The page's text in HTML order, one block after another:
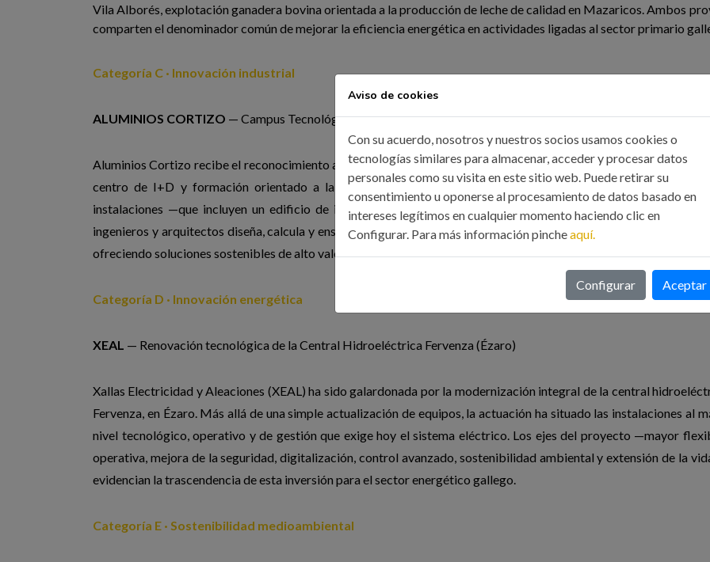
Vila Alborés, explotación ganadera bovina orientada a la producción de leche de calidad en Mazaricos. Ambos
comparten el denominador común de mejorar la eficiencia energética en actividades ligadas al sector primario
Categoría C · Innovación industrial
ALUMINIOS CORTIZO — Campus Tecnológico Aluminios Cortizo (Padrón)
Aluminios Cortizo recibe el reconocimiento a la innovación industrial por su campus tecnológico en Padrón, un
centro de I+D y formación orientado a la ingeniería de fachadas con vocación de referente internacional.
instalaciones —que incluyen un edificio de investigación y un laboratorio de ensayos— un equipo
ingenieros y arquitectos diseña, calcula y ensaya fachadas de aluminio y otros componentes de envolventes de
ofreciendo soluciones sostenibles de alto valor añadido para proyectos de todo el mundo.
Categoría D · Innovación energética
XEAL — Renovación tecnológica de la Central Hidroeléctrica Fervenza (Ézaro)
Xallas Electricidad y Aleaciones (XEAL) ha sido galardonada por la modernización integral de la central
Fervenza, en Ézaro. Más allá de una simple actualización de equipos, la actuación ha situado las instalaciones al
nivel tecnológico, operativo y de gestión que exige hoy el sistema eléctrico. Los ejes del proyecto —mayor
operativa, mejora de la seguridad, digitalización, control avanzado, sostenibilidad ambiental y extensión de la
evidencian la trascendencia de esta inversión para el sector energético gallego.
Categoría E · Sostenibilidad medioambiental
Aviso de cookies
Con su acuerdo, nosotros y nuestros socios usamos cookies o
tecnologías similares para almacenar, acceder y procesar datos
personales como su visita en este sitio web. Puede retirar su
consentimiento u oponerse al procesamiento de datos basado en
intereses legítimos en cualquier momento haciendo clic en
Configurar. Para más información pincheaquí.
Configurar Aceptar